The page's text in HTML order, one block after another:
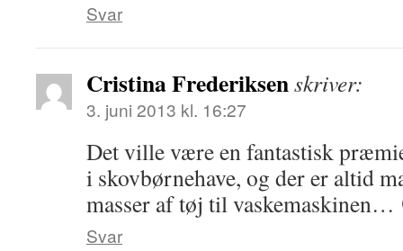
Svar
Cristina Frederiksenskriver:
3. juni 2013 kl. 16:27
Det ville være en fantastisk
i skovbørnehave, og der er altid
masser af tøj til
Svar